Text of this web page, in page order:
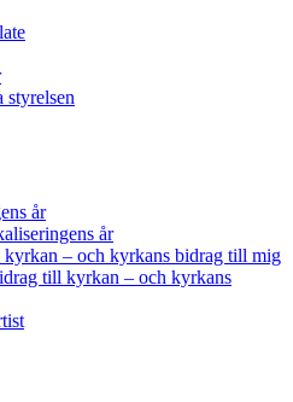
styrelsen
år
år
– och kyrkans bidrag till mig
till kyrkan – och kyrkans